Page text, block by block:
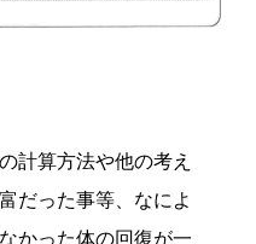
計算方法や他の考え
だった事等、なによ
かった体の回復が一